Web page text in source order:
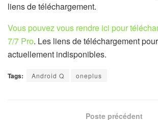
liens de téléchargement.
Vous pouvez vous rendre ici pour
7/7 Pro. Les liens de téléchargement
actuellement indisponibles.
Tags: Android Q oneplus
Poste précédent